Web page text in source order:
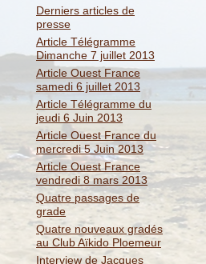
Derniers articles de
presse
Article Télégramme
Dimanche 7 juillet 2013
Article Ouest France
samedi 6 juillet 2013
Article Télégramme du
jeudi 6 Juin 2013
Article Ouest France du
mercredi 5 Juin 2013
Article Ouest France
vendredi 8 mars 2013
Quatre passages de
grade
Quatre nouveaux gradés
au Club Aïkido Ploemeur
Interview de Jacques